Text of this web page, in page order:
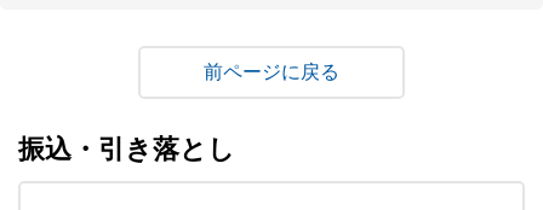
戻る
振込・引き落とし